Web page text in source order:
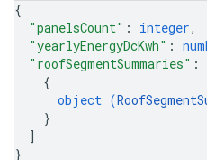
{
"panelsCount" : integer,
"yearlyEnergyDcKwh" :
"roofSegmentSummaries" :
{
object (
}
]
}